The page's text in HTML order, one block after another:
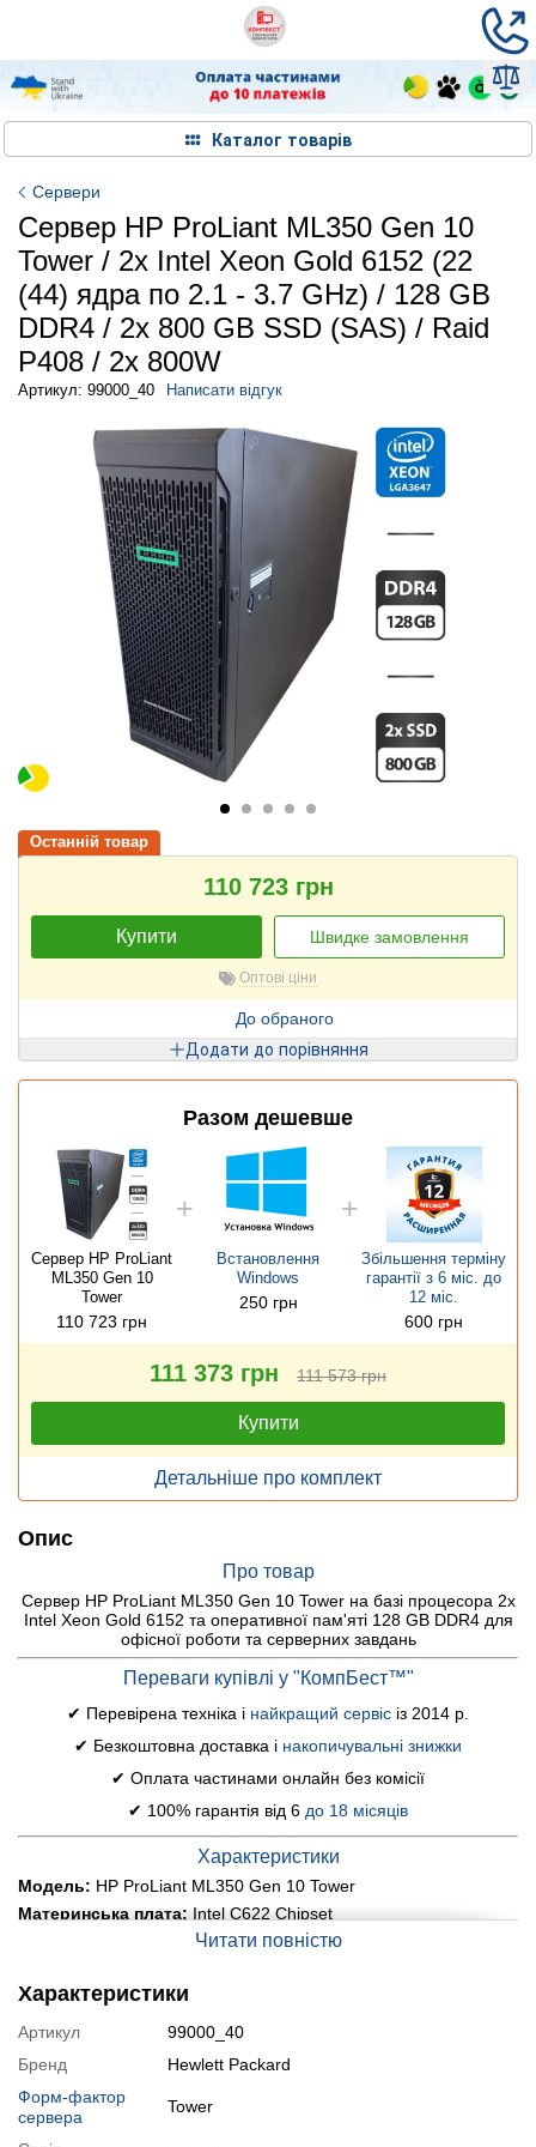
Каталог товарів
Сервери
Сервер HP ProLiant ML350 Gen 10
Tower / 2x Intel Xeon Gold 6152 (22
(44) ядра по 2.1 - 3.7 GHz) / 128 GB
DDR4 / 2x 800 GB SSD (SAS) / Raid
P408 / 2x 800W
Артикул: 99000_40 Написати відгук
Останній товар
110 723 грн
Купити Швидке замовлення
Оптові ціни
До обраного
Додати до порівняння
Разом дешевше
Сервер HP ProLiant
ML350 Gen 10
Tower
110 723 грн
Встановлення
Windows
250 грн
Збільшення терміну
гарантії з 6 міс. до
12 міс.
600 грн
111 373 грн 111 573 грн
Купити
Детальніше про комплект
Опис
Про товар
Сервер HP ProLiant ML350 Gen 10 Tower на базі процесора 2x
Intel Xeon Gold 6152 та оперативної пам'яті 128 GB DDR4 для
офісної роботи та серверних завдань
Переваги купівлі у "КомпБест™"
✔ Перевірена техніка і найкращий сервіс із 2014 р.
✔ Безкоштовна доставка і накопичувальні знижки
✔ Оплата частинами онлайн без комісії
✔ 100% гарантія від 6 до 18 місяців
Характеристики
Модель: HP ProLiant ML350 Gen 10 Tower
Материнська плата: Intel C622 Chipset
2x Intel Xeon Gold 6152 (22 (44) ядра по 2.1 - 3.7
Оперативна пам'ять:
Графіка:
HPE Integrated Lights Out 5 (iLO 5)
Порти:
4x USB 3.0, 1x VGA, 1x Serial-порт, 1x DisplayPort, 5x
LAN (RJ-45), 1x iLO Service Port
Оптичний привід:
немає
Читати повністю
Характеристики
Артикул
99000_40
Бренд
Hewlett Packard
Форм-фактор
сервера
Tower